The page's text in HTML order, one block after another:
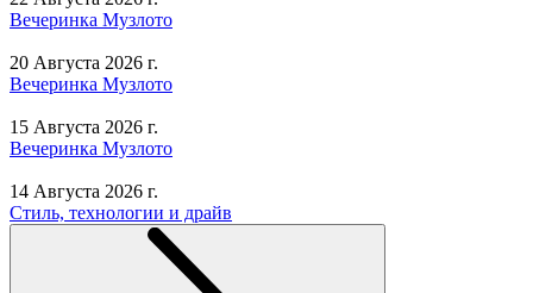
Вечеринка Музлото
20 Августа 2026 г.
Вечеринка Музлото
15 Августа 2026 г.
Вечеринка Музлото
14 Августа 2026 г.
Стиль, технологии и драйв